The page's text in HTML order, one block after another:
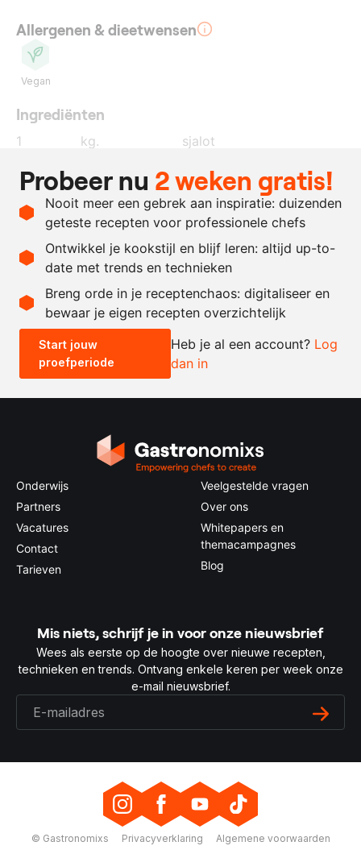
Allergenen & dieetwensen
Vegan
Ingrediënten
1 kg.
sjalot
4
gram
tijm
naar
zout en peper
Recept omrekenen
- +
0.5x 1x 2x
Probeer nu 2 weken gratis!
Nooit meer een gebrek aan inspiratie: duizenden
geteste recepten voor professionele chefs
Ontwikkel je kookstijl en blijf leren: altijd up-to-
date met trends en technieken
Breng orde in je receptenchaos: digitaliseer en
bewaar je eigen recepten overzichtelijk
Start jouw
proefperiode
Heb je al een account? Log
dan in
Onderwijs
Partners
Vacatures
Contact
Tarieven
Veelgestelde vragen
Over ons
Whitepapers en
themacampagnes
Blog
Mis niets, schrijf je in voor onze nieuwsbrief
Wees als eerste op de hoogte over nieuwe recepten,
technieken en trends. Ontvang enkele keren per week onze
e-mail nieuwsbrief.
© Gastronomixs Privacyverklaring
Algemene voorwaarden